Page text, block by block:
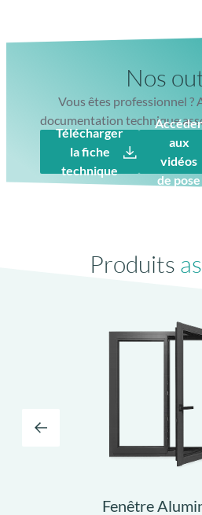
Bouclier thermique
Nos
Vous êtes professionnel ?
documentation technique
Télécharger
la fiche
technique
Accéder
aux
vidéos
de pose
Produits
Fenêtre